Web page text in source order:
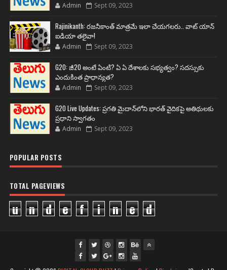
Admin Sept 09, 2023
Rajinikanth: రజనీకాంత్ మాత్రమే ఇలా చేయగలరు.. వాట్ యాన్
ఐడియా తలైవా!
Admin Sept 09, 2023
G20: జీ20 అంటే ఏంటి? ఏ ఏ దేశాలకు సభ్యత్వం? సదస్సుకు
ఎందుకింత ప్రాధాన్యత?
Admin Sept 09, 2023
G20 Live Updates: ప్రగతి మైదాన్‌లోని భారత్ వైదికపై అతిథులకు
ప్రధాని స్వాగతం
Admin Sept 09, 2023
POPULAR POSTS
TOTAL PAGEVIEWS
u n d e f i n e d
fac twi gpl ins you